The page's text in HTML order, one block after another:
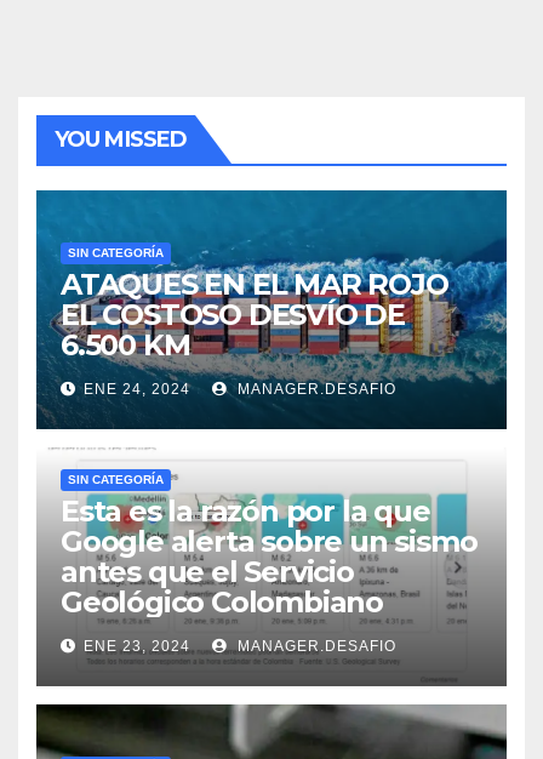
YOU MISSED
SIN CATEGORÍA
ATAQUES EN EL MAR ROJO
EL COSTOSO DESVÍO DE
6.500 KM
ENE 24, 2024 MANAGER.DESAFIO
SIN CATEGORÍA
Esta es la razón por la que
Google alerta sobre un sismo
antes que el Servicio
Geológico Colombiano
ENE 23, 2024 MANAGER.DESAFIO